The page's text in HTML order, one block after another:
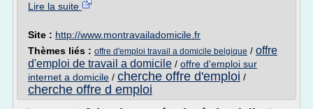
Lire la suite
Site : http://www.montravailadomicile.fr
Thèmes liés : offre d'emploi travail a domicile belgique / offre
d'emploi de travail a domicile / offre d'emploi sur
internet a domicile / cherche offre d'emploi /
cherche offre d emploi